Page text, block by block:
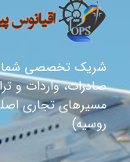
شریک تخصصی شما
مسیرهای تجاری
روسیه)